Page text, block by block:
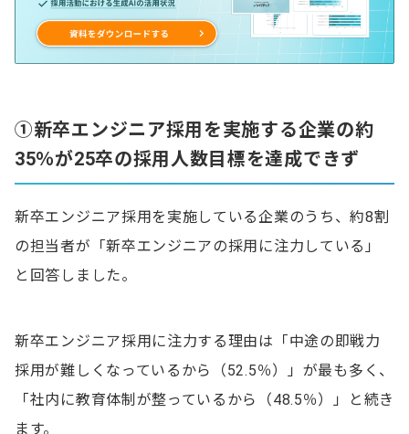
①新卒エンジニア採用を実施する企業の約
35％が25卒の採用人数目標を達成できず
新卒エンジニア採用を実施している企業のうち、約8割
の担当者が「新卒エンジニアの採用に注力している」
と回答しました。
新卒エンジニア採用に注力する理由は「中途の即戦力
採用が難しくなっているから（52.5％）」が最も多く、
「社内に教育体制が整っているから（48.5％）」と続き
ます。